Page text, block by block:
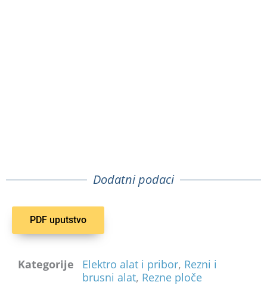
Dodatni podaci
PDF uputstvo
Kategorije Elektro alat i pribor, Rezni i
brusni alat, Rezne ploče